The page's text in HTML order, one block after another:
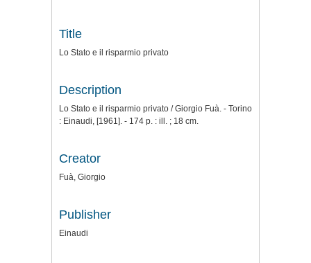
Title
Lo Stato e il risparmio privato
Description
Lo Stato e il risparmio privato / Giorgio Fuà. - Torino
: Einaudi, [1961]. - 174 p. : ill. ; 18 cm.
Creator
Fuà, Giorgio
Publisher
Einaudi